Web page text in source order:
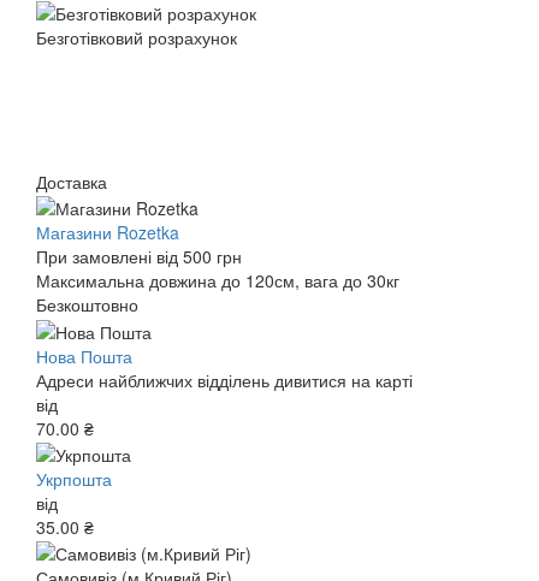
Безготівковий розрахунок
Доставка
Магазини Rozetka
При замовлені від 500 грн
Максимальна довжина до 120см, вага до 30кг
Безкоштовно
Нова Пошта
Адреси найближчих відділень дивитися на карті
від
70.00 ₴
Укрпошта
від
35.00 ₴